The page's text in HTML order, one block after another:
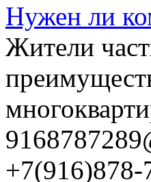
Нужен ли
Жители
+7(916)878-